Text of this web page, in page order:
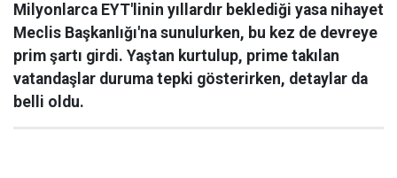
Milyonlarca EYT'linin yıllardır beklediği yasa nihayet
Meclis Başkanlığı'na sunulurken, bu kez de devreye
prim şartı girdi. Yaştan kurtulup, prime takılan
vatandaşlar duruma tepki gösterirken, detaylar da
belli oldu.